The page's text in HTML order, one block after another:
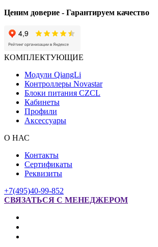
Ценим доверие - Гарантируем качество
КОМПЛЕКТУЮЩИЕ
Модули QiangLi
Контроллеры Novastar
Блоки питания CZCL
Кабинеты
Профили
Аксессуары
О НАС
Контакты
Сертификаты
Реквизиты
+7(495)40-99-852
СВЯЗАТЬСЯ С МЕНЕДЖЕРОМ